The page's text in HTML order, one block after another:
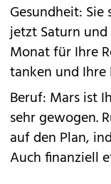
Gesundheit:
jetzt Saturn
Monat für Ihre
tanken und
Beruf: Mars ist
sehr gewogen.
auf den Plan,
Auch finanziell